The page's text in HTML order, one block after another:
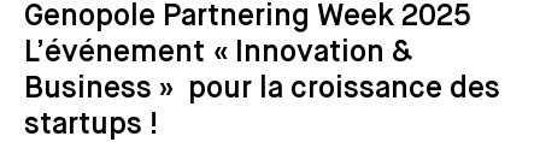
Genopole Partnering Week 2025
L’événement « Innovation &
Business » pour la croissance des
startups !